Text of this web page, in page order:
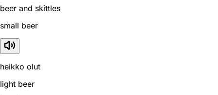
beer and skittles
small beer
heikko olut
light beer